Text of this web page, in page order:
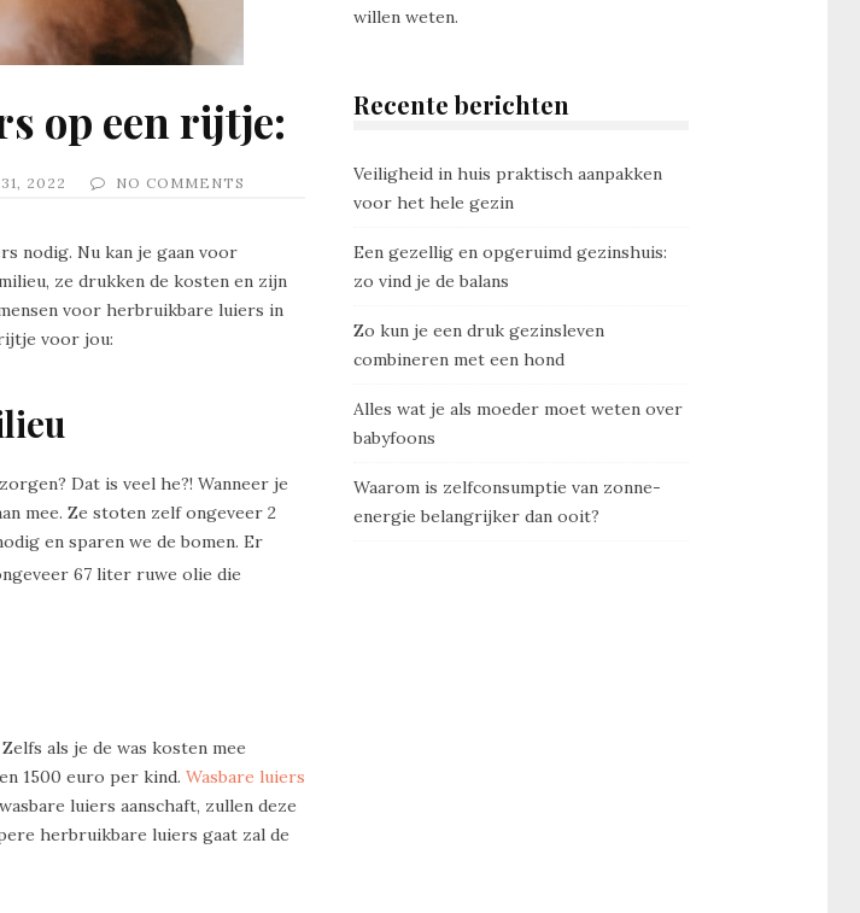
op een rijtje:
2022 NO COMMENTS
nodig. Nu kan je gaan voor
ze drukken de kosten en zijn
voor herbruikbare luiers in
voor jou:
Dat is veel he?! Wanneer je
mee. Ze stoten zelf ongeveer 2
en sparen we de bomen. Er
67 liter ruwe olie die
als je de was kosten mee
1500 euro per kind. Wasbare luiers
luiers aanschaft, zullen deze
herbruikbare luiers gaat zal de
willen weten.
Recente berichten
Veiligheid in huis praktisch aanpakken
voor het hele gezin
Een gezellig en opgeruimd gezinshuis:
zo vind je de balans
Zo kun je een druk gezinsleven
combineren met een hond
Alles wat je als moeder moet weten over
babyfoons
Waarom is zelfconsumptie van zonne-
energie belangrijker dan ooit?